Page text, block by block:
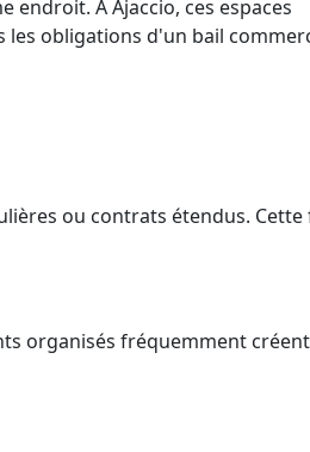
À Ajaccio, ces espaces
obligations d'un bail
ou contrats étendus.
organisés fréquemment